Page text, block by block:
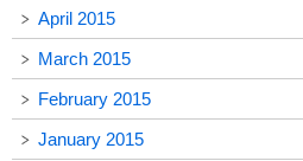
April 2015
March 2015
February 2015
January 2015